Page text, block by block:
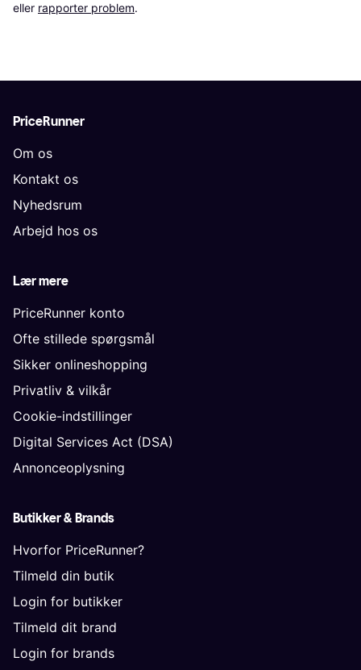
eller rapporter problem.
PriceRunner
Om os
Kontakt os
Nyhedsrum
Arbejd hos os
Lær mere
PriceRunner konto
Ofte stillede spørgsmål
Sikker onlineshopping
Privatliv & vilkår
Cookie-indstillinger
Digital Services Act (DSA)
Annonceoplysning
Butikker & Brands
Hvorfor PriceRunner?
Tilmeld din butik
Login for butikker
Tilmeld dit brand
Login for brands